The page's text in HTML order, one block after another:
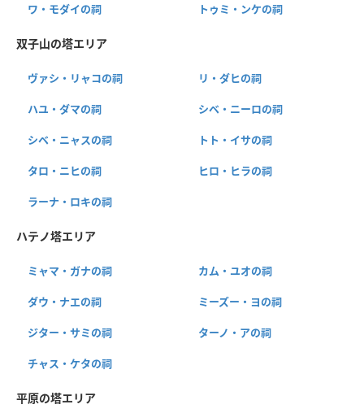
ワ・モダイの祠 トゥミ・ンケの祠
双子山の塔エリア
ヴァシ・リャコの祠 リ・ダヒの祠
ハユ・ダマの祠 シベ・ニーロの祠
シベ・ニャスの祠 トト・イサの祠
タロ・ニヒの祠 ヒロ・ヒラの祠
ラーナ・ロキの祠
ハテノ塔エリア
ミャマ・ガナの祠 カム・ユオの祠
ダウ・ナエの祠 ミーズー・ヨの祠
ジター・サミの祠 ターノ・アの祠
チャス・ケタの祠
平原の塔エリア